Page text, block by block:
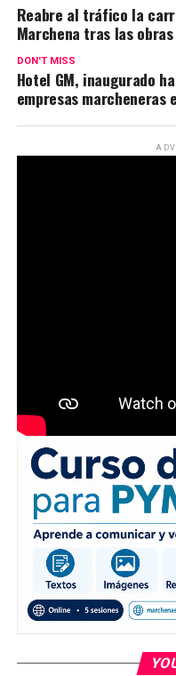
Reabre al tráfico la
Marchena tras las obras
DON'T MISS
Hotel GM, inaugurado
empresas marcheneras